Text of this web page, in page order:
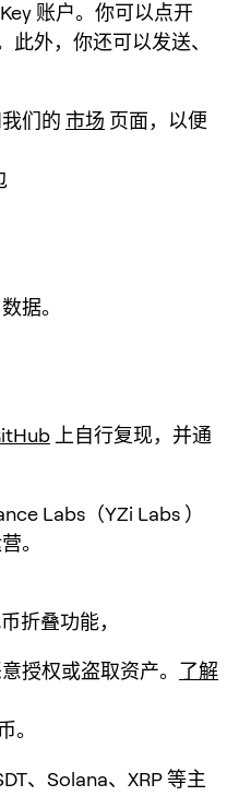
账户。你可以点开
此外，你还可以发送、
们的 市场 页面，以便
据。
上自行复现，并通
Labs（YZi Labs ）
。
折叠功能，
授权或盗取资产。 了解
。
、Solana、XRP 等主